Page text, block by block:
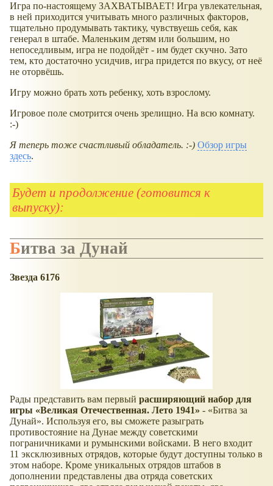
Игра по-настоящему ЗАХВАТЫВАЕТ! Игра увлекательная,
в ней приходится учитывать много различных факторов,
тщательно продумывать тактику, чувствуешь себя, как
генерал в штабе. Маленьким детям или большим, но
непоседливым, игра не подойдёт - им будет скучно. Зато
тем, кто достаточно усидчив, игра придется по вкусу, от неё
не оторвёшь.
Игру можно брать хоть ребенку, хоть взрослому.
Игровое поле смотрится очень зрелищно. На всю комнату.
:-)
Я теперь тоже счастливый обладатель. :-) Обзор игры
здесь.
Будет и продолжение (готовится к
выпуску):
Битва за Дунай
Звезда 6176
Рады представить вам первый расширяющий набор для
игры
Великая Отечественная. Лето 1941 -
Битва за
Дунай . Используя его, вы сможете разыграть
противостояние на Дунае между советскими
пограничниками и румынскими войсками. В него входит
11 эксклюзивных отрядов, которые будут доступны только в
этом наборе. Кроме уникальных отрядов штабов в
дополнении представлены два отряда советских